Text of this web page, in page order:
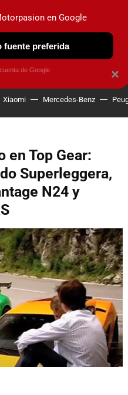
OBSERVATORIO
Xiaomi Mercedes-Benz
en Top Gear:
Superleggera,
N24 y
×
en Google
fuente preferida
de Google